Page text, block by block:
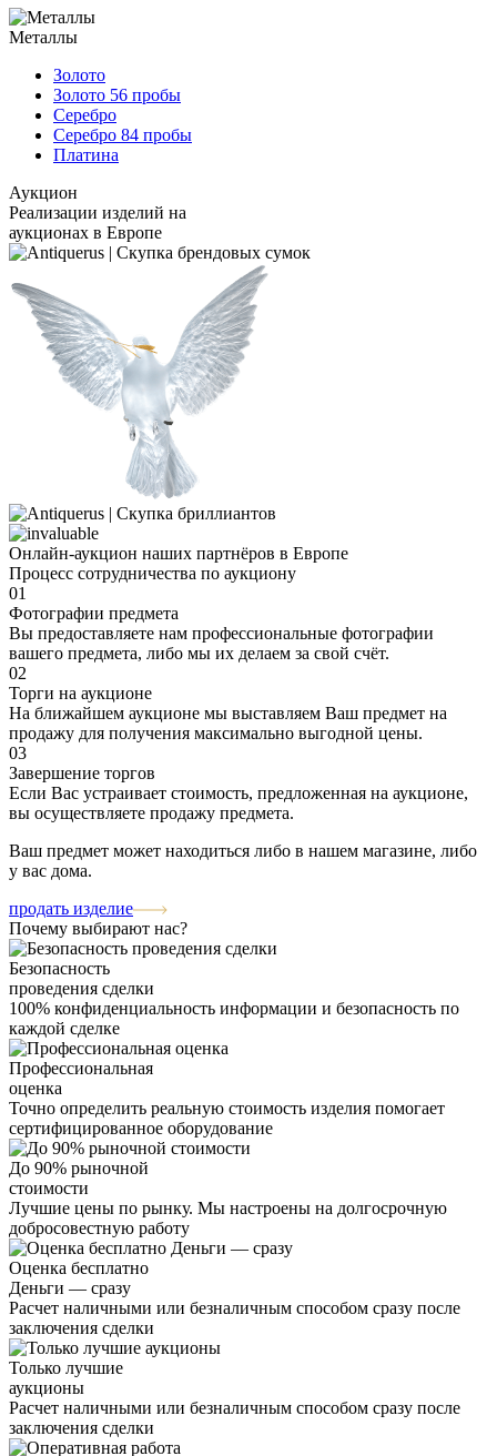
Металлы
Золото
Золото 56 пробы
Серебро
Серебро 84 пробы
Платина
Аукцион
Реализации изделий на
аукционах в Европе
Онлайн-аукцион наших партнёров в Европе
Процесс сотрудничества по аукциону
01
Фотографии предмета
Вы предоставляете нам профессиональные фотографии
вашего предмета, либо мы их делаем за свой счёт.
02
Торги на аукционе
На ближайшем аукционе мы выставляем Ваш предмет на
продажу для получения максимально выгодной цены.
03
Завершение торгов
Если Вас устраивает стоимость, предложенная на аукционе,
вы осуществляете продажу предмета.
Ваш предмет может находиться либо в нашем магазине, либо
у вас дома.
продать изделие
Почему выбирают нас?
Безопасность
проведения сделки
100% конфиденциальность информации и безопасность по
каждой сделке
Профессиональная
оценка
Точно определить реальную стоимость изделия помогает
сертифицированное оборудование
До 90% рыночной
стоимости
Лучшие цены по рынку. Мы настроены на долгосрочную
добросовестную работу
Оценка бесплатно
Деньги — сразу
Расчет наличными или безналичным способом сразу после
заключения сделки
Только лучшие
аукционы
Расчет наличными или безналичным способом сразу после
заключения сделки